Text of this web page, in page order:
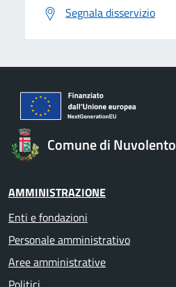
Segnala disservizio
Comune di Nuvolento
AMMINISTRAZIONE
Enti e fondazioni
Personale amministrativo
Aree amministrative